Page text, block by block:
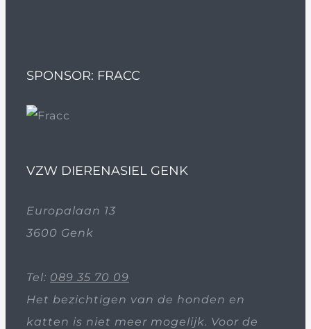
SPONSOR: FRACC
VZW DIERENASIEL GENK
Europalaan 13
3600 Genk
Tel: 089 35 70 09
Het bezichtigen van de honden en
katten is niet meer mogelijk. Voor de